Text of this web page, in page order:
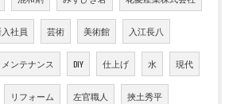
入社員 芸術 美術館 入江長八
メンテナンス DIY 仕上げ 水 現代
リフォーム 左官職人 挾土秀平